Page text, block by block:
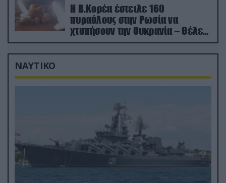
Η Β.Κορέα έστειλε 160
πυραύλους στην Ρωσία να
χτυπήσουν την Ουκρανία – Θέλει
να εκπαιδευτεί σε νέο δόγμα
ΝΑΥΤΙΚΟ